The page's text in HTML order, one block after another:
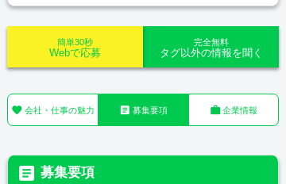
完全無料
タグ以外の情報を聞く
簡単30秒
Webで応募
 会社・仕事の魅力  募集要項 企業情報
 募集要項